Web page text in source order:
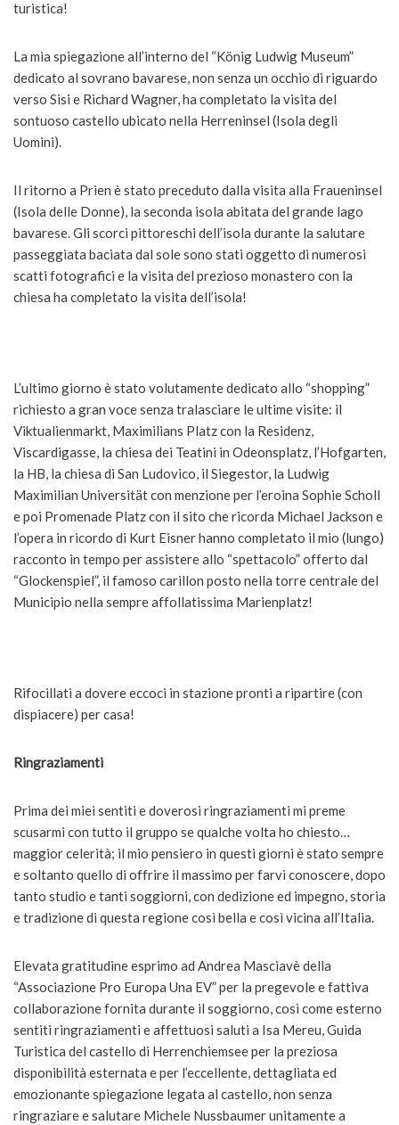
turistica!
La mia spiegazione all’interno del “König Ludwig Museum”
dedicato al sovrano bavarese, non senza un occhio di riguardo
verso Sisi e Richard Wagner, ha completato la visita del
sontuoso castello ubicato nella Herreninsel (Isola degli
Uomini).
Il ritorno a Prien è stato preceduto dalla visita alla Fraueninsel
(Isola delle Donne), la seconda isola abitata del grande lago
bavarese. Gli scorci pittoreschi dell’isola durante la salutare
passeggiata baciata dal sole sono stati oggetto di numerosi
scatti fotografici e la visita del prezioso monastero con la
chiesa ha completato la visita dell’isola!
L’ultimo giorno è stato volutamente dedicato allo “shopping”
richiesto a gran voce senza tralasciare le ultime visite: il
Viktualienmarkt, Maximilians Platz con la Residenz,
Viscardigasse, la chiesa dei Teatini in Odeonsplatz, l’Hofgarten,
la HB, la chiesa di San Ludovico, il Siegestor, la Ludwig
Maximilian Universität con menzione per l’eroina Sophie Scholl
e poi Promenade Platz con il sito che ricorda Michael Jackson e
l’opera in ricordo di Kurt Eisner hanno completato il mio (lungo)
racconto in tempo per assistere allo “spettacolo” offerto dal
“Glockenspiel”, il famoso carillon posto nella torre centrale del
Municipio nella sempre affollatissima Marienplatz!
Rifocillati a dovere eccoci in stazione pronti a ripartire (con
dispiacere) per casa!
Ringraziamenti
Prima dei miei sentiti e doverosi ringraziamenti mi preme
scusarmi con tutto il gruppo se qualche volta ho chiesto…
maggior celerità; il mio pensiero in questi giorni è stato sempre
e soltanto quello di offrire il massimo per farvi conoscere, dopo
tanto studio e tanti soggiorni, con dedizione ed impegno, storia
e tradizione di questa regione così bella e così vicina all’Italia.
Elevata gratitudine esprimo ad Andrea Masciavè della
“Associazione Pro Europa Una EV” per la pregevole e fattiva
collaborazione fornita durante il soggiorno, così come esterno
sentiti ringraziamenti e affettuosi saluti a Isa Mereu, Guida
Turistica del castello di Herrenchiemsee per la preziosa
disponibilità esternata e per l’eccellente, dettagliata ed
emozionante spiegazione legata al castello, non senza
ringraziare e salutare Michele Nussbaumer unitamente a